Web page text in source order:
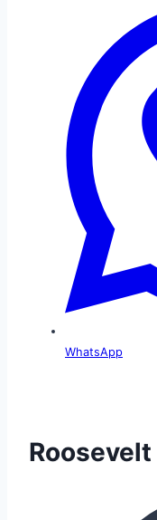
WhatsApp
Roosevelt